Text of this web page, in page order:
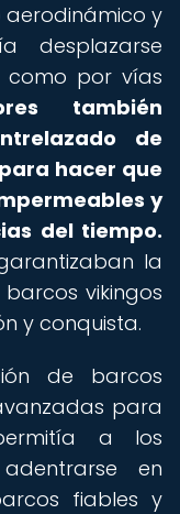
y
desplazarse
por vías
también
de
hacer que
y
del tiempo.
la
vikingos
y conquista.
de barcos
para
a los
en
fiables y